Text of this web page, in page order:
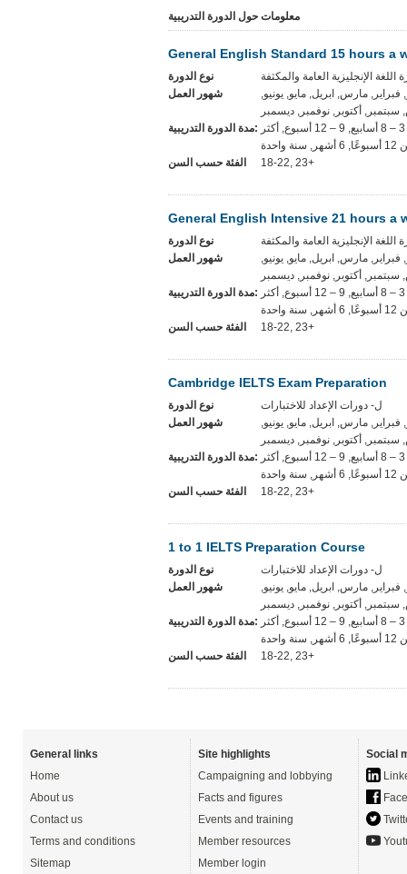
معلومات حول الدورة التدريبية
General English Standard 15 hours a
نوع الدورة
شهور العمل
فبراير, مارس, ابريل, مايو, يونيو,
أكتوبر, نوفمبر, ديسمبر
مدة الدورة التدريبية: المرونة, 1-2 أسابيع, 3 – 8 أسابيع, 9 – 12 أسبوع, أكثر
سنة واحدة
الفئة حسب السن
18-22, 23+
General English Intensive 21 hours a
نوع الدورة
شهور العمل
فبراير, مارس, ابريل, مايو, يونيو,
أكتوبر, نوفمبر, ديسمبر
مدة الدورة التدريبية: المرونة, 1-2 أسابيع, 3 – 8 أسابيع, 9 – 12 أسبوع, أكثر
سنة واحدة
الفئة حسب السن
18-22, 23+
Cambridge IELTS Exam Preparation
نوع الدورة
ل- دورات الإعداد للاختبارات
شهور العمل
فبراير, مارس, ابريل, مايو, يونيو,
أكتوبر, نوفمبر, ديسمبر
مدة الدورة التدريبية: المرونة, 1-2 أسابيع, 3 – 8 أسابيع, 9 – 12 أسبوع, أكثر
سنة واحدة
الفئة حسب السن
18-22, 23+
1 to 1 IELTS Preparation Course
نوع الدورة
ل- دورات الإعداد للاختبارات
شهور العمل
فبراير, مارس, ابريل, مايو, يونيو,
أكتوبر, نوفمبر, ديسمبر
مدة الدورة التدريبية: المرونة, 1-2 أسابيع, 3 – 8 أسابيع, 9 – 12 أسبوع, أكثر
سنة واحدة
الفئة حسب السن
18-22, 23+
General links
Home
About us
Contact us
Terms and conditions
Sitemap
Site highlights
Campaigning and lobbying
Facts and figures
Events and training
Member resources
Member login
Social